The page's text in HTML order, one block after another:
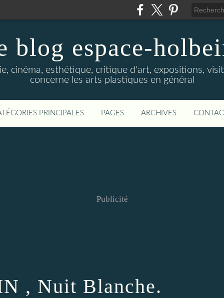
blog espace-
cinéma, esthétique, critique d'art, expositions,
concerne les arts plastiques en général
PRINCIPALES PAGES ARCHIVES
Publicité
, Nuit Blanche.